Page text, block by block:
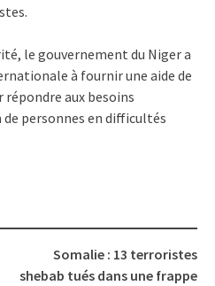
le gouvernement du Niger a
à fournir une aide de
aux besoins
personnes en difficultés
Somalie : 13 terroristes
shebab tués dans une frappe